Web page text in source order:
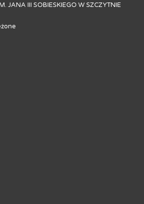
JANA III SOBIESKIEGO W SZCZYTNIE